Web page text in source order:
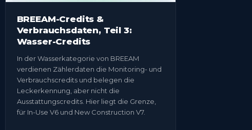
BREEAM-Credits &
Verbrauchsdaten, Teil 3:
Wasser-Credits
In der Wasserkategorie von BREEAM
verdienen Zählerdaten die Monitoring- und
Verbrauchscredits und belegen die
Leckerkennung, aber nicht die
Ausstattungscredits. Hier liegt die Grenze,
für In-Use V6 und New Construction V7.